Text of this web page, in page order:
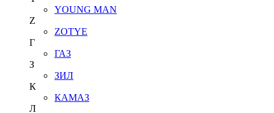
YOUNG MAN
Z
ZOTYE
Г
ГАЗ
З
ЗИЛ
К
КАМАЗ
Л